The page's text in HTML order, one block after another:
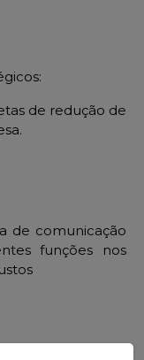
de redução de
de comunicação
funções nos